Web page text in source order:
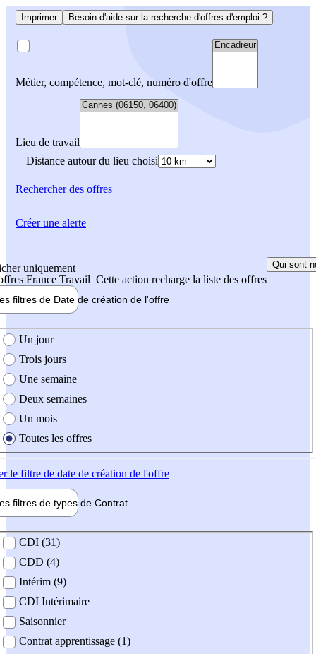
Imprimer Besoin d'aide sur la recherche d'offres d'emploi ?
Métier, compétence, mot-clé, numéro d'offre
Lieu de travail
Distance autour du lieu choisi
Rechercherdes offres
uniquement
France Travail Cette action recharge la liste des offres
Qui sont
filtres de Date de création de l'offre
création de l'offre
Un jour
Trois jours
Une semaine
Deux semaines
Un mois
Toutes les offres
le filtre de date de création de l'offre
filtres de types de Contrat
contrat
CDI (31)
CDD (4)
Intérim (9)
CDI Intérimaire
Saisonnier
Contrat apprentissage (1)
Créer une alerte